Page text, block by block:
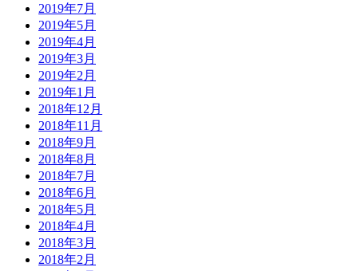
2019年7月
2019年5月
2019年4月
2019年3月
2019年2月
2019年1月
2018年12月
2018年11月
2018年9月
2018年8月
2018年7月
2018年6月
2018年5月
2018年4月
2018年3月
2018年2月